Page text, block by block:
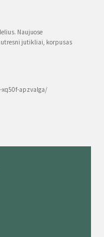
Naujuose
jutikliai, korpusas
apzvalga/